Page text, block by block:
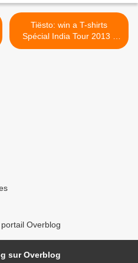
Tiësto: win a T-shirts
Spécial India Tour 2013 -
Sunburn >
Overblog
sur Overblog